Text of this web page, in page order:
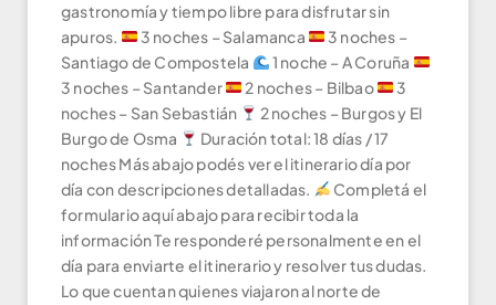
gastronomía y tiempo libre para disfrutar sin
apuros.
3 noches – Salamanca
3 noches –
Santiago de Compostela
1 noche – A Coruña
3 noches – Santander
2 noches – Bilbao
3
noches – San Sebastián
2 noches – Burgos y El
Burgo de Osma
Duración total: 18 días / 17
noches Más abajo podés ver el itinerario día por
día con descripciones detalladas.
Completá el
formulario aquí abajo para recibir toda la
información Te responderé personalmente en el
día para enviarte el itinerario y resolver tus dudas.
Lo que cuentan quienes viajaron al norte de